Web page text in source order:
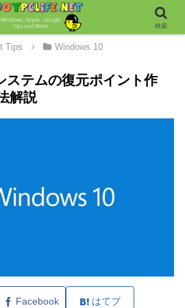
Tips Windows 10
テムの復元ポイント作
解説
Facebook はてブ
検索